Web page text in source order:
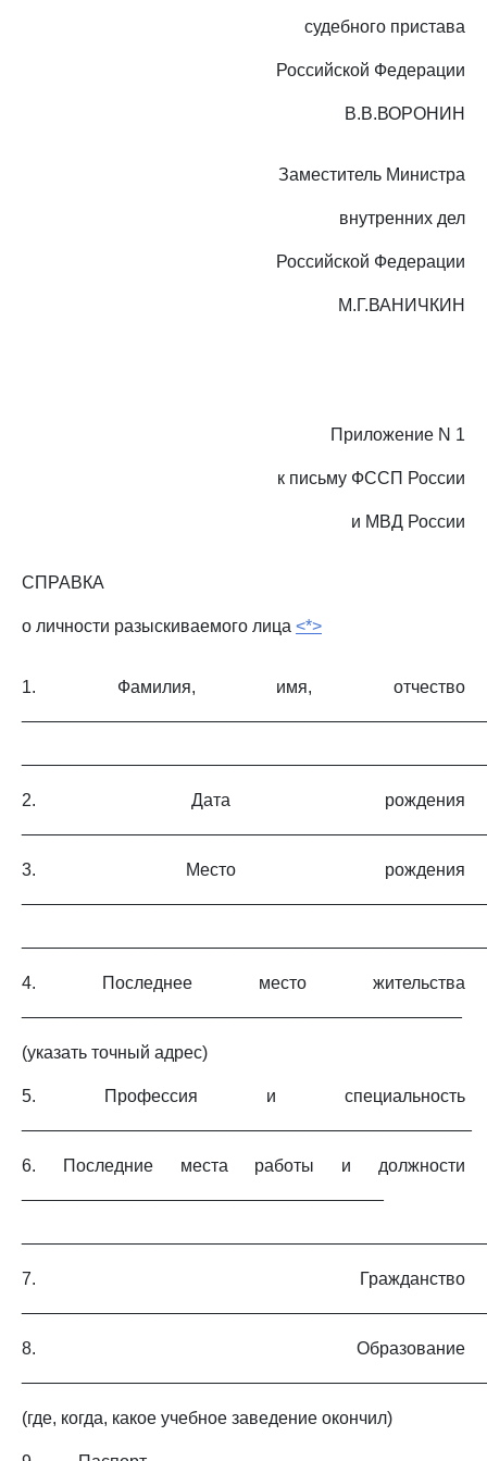
судебного пристава
Российской Федерации
В.В.ВОРОНИН
Заместитель Министра
внутренних дел
Российской Федерации
М.Г.ВАНИЧКИН
Приложение N 1
к письму ФССП России
и МВД России
СПРАВКА
о личности разыскиваемого лица <*>
1. Фамилия, имя, отчество
2. Дата рождения
3. Место рождения
4. Последнее место жительства
(указать точный адрес)
5. Профессия и специальность
6. Последние места работы и должности
7. Гражданство
8. Образование
(где, когда, какое учебное заведение окончил)